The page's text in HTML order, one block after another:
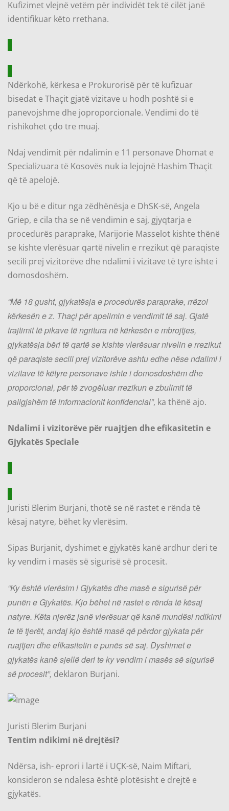
Kufizimet vlejnë vetëm për individët tek të cilët janë
identifikuar këto rrethana.
Ndërkohë, kërkesa e Prokurorisë për të kufizuar
bisedat e Thaçit gjatë vizitave u hodh poshtë si e
panevojshme dhe joproporcionale. Vendimi do të
rishikohet çdo tre muaj.
Ndaj vendimit për ndalimin e 11 personave Dhomat e
Specializuara të Kosovës nuk ia lejojnë Hashim Thaçit
që të apelojë.
Kjo u bë e ditur nga zëdhënësja e DhSK-së, Angela
Griep, e cila tha se në vendimin e saj, gjyqtarja e
procedurës paraprake, Marijorie Masselot kishte thënë
se kishte vlerësuar qartë nivelin e rrezikut që paraqiste
secili prej vizitorëve dhe ndalimi i vizitave të tyre ishte i
domosdoshëm.
“Më 18 gusht, gjykatësja e procedurës paraprake, rrëzoi
kërkesën e z. Thaçi për apelimin e vendimit të saj. Gjatë
trajtimit të pikave të ngritura në kërkesën e mbrojtjes,
gjykatësja bëri të qartë se kishte vlerësuar nivelin e rrezikut
që paraqiste secili prej vizitorëve ashtu edhe nëse ndalimi i
vizitave të këtyre personave ishte i domosdoshëm dhe
proporcional, për të zvogëluar rrezikun e zbulimit të
paligjshëm të informacionit konfidencial”, ka thënë ajo.
Ndalimi i vizitorëve për ruajtjen dhe efikasitetin e
Gjykatës Speciale
Juristi Blerim Burjani, thotë se në rastet e rënda të
kësaj natyre, bëhet ky vlerësim.
Sipas Burjanit, dyshimet e gjykatës kanë ardhur deri te
ky vendim i masës së sigurisë së procesit.
“Ky është vlerësim i Gjykatës dhe masë e sigurisë për
punën e Gjykatës. Kjo bëhet në rastet e rënda të kësaj
natyre. Këta njerëz janë vlerësuar që kanë mundësi ndikimi
te të tjerët, andaj kjo është masë që përdor gjykata për
ruajtjen dhe efikasitetin e punës së saj. Dyshimet e
gjykatës kanë sjellë deri te ky vendim i masës së sigurisë
së procesit”, deklaron Burjani.
Juristi Blerim Burjani
Tentim ndikimi në drejtësi?
Ndërsa, ish- eprori i lartë i UÇK-së, Naim Miftari,
konsideron se ndalesa është plotësisht e drejtë e
gjykatës.